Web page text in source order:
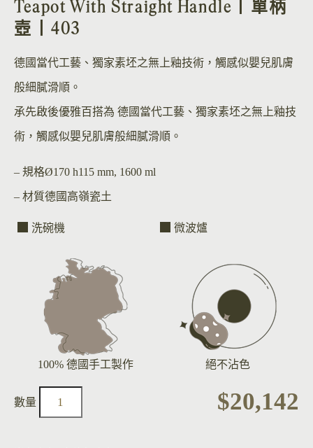
Teapot With Straight Handle丨單柄
壺丨403
德國當代工藝、獨家素坯之無上釉技術，觸感似嬰兒肌膚
般細膩滑順。
承先啟後優雅百搭為 德國當代工藝、獨家素坯之無上釉技
術，觸感似嬰兒肌膚般細膩滑順。
– 規格Ø170 h115 mm, 1600 ml
– 材質德國高嶺瓷土
洗碗機 微波爐
100% 德國手工製作 絕不沾色
$20,142